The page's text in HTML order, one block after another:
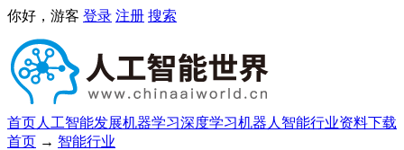
你好，游客 登录 注册 搜索
首页人工智能发展机器学习深度学习机器人 智能行业资料下载
首页 → 智能行业